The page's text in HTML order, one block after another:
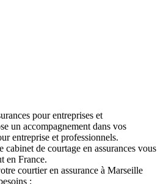
pour entreprises et
un accompagnement dans vos
entreprise et professionnels.
de courtage en assurances vous
en France.
courtier en assurance à Marseille
: